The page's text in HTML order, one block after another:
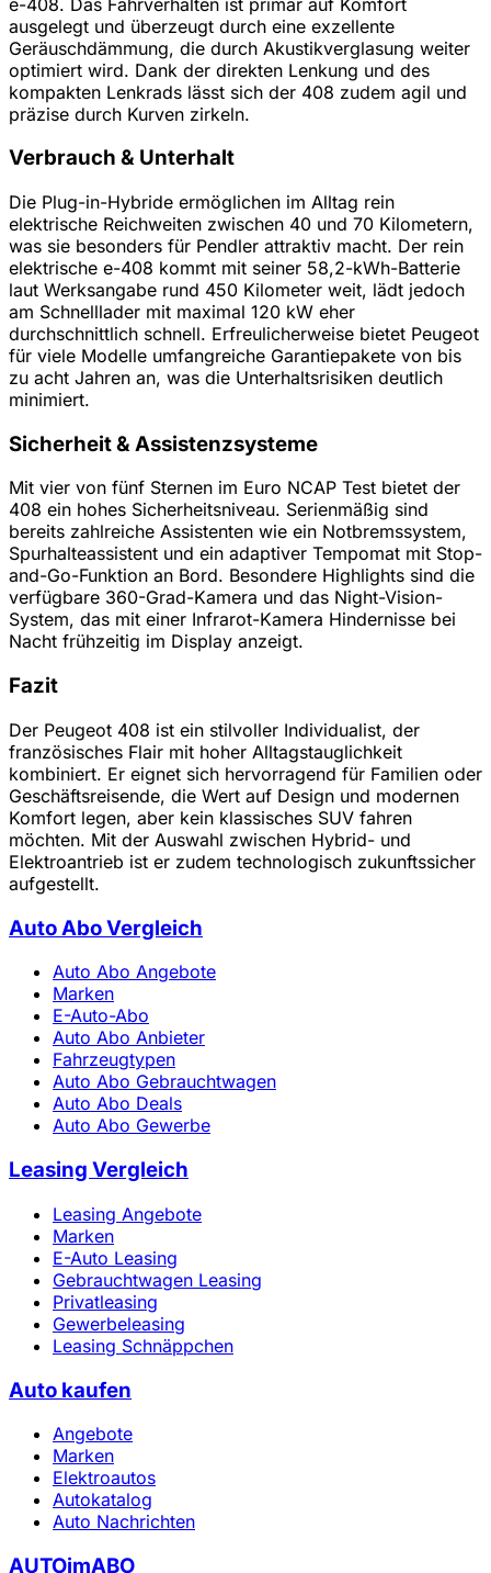
ausgelegt und überzeugt durch eine exzellente
Geräuschdämmung, die durch Akustikverglasung weiter
optimiert wird. Dank der direkten Lenkung und des
kompakten Lenkrads lässt sich der 408 zudem agil und
präzise durch Kurven zirkeln.
Verbrauch & Unterhalt
Die Plug-in-Hybride ermöglichen im Alltag rein
elektrische Reichweiten zwischen 40 und 70 Kilometern,
was sie besonders für Pendler attraktiv macht. Der rein
elektrische e-408 kommt mit seiner 58,2-kWh-Batterie
laut Werksangabe rund 450 Kilometer weit, lädt jedoch
am Schnelllader mit maximal 120 kW eher
durchschnittlich schnell. Erfreulicherweise bietet Peugeot
für viele Modelle umfangreiche Garantiepakete von bis
zu acht Jahren an, was die Unterhaltsrisiken deutlich
minimiert.
Sicherheit & Assistenzsysteme
Mit vier von fünf Sternen im Euro NCAP Test bietet der
408 ein hohes Sicherheitsniveau. Serienmäßig sind
bereits zahlreiche Assistenten wie ein Notbremssystem,
Spurhalteassistent und ein adaptiver Tempomat mit Stop-
and-Go-Funktion an Bord. Besondere Highlights sind die
verfügbare 360-Grad-Kamera und das Night-Vision-
System, das mit einer Infrarot-Kamera Hindernisse bei
Nacht frühzeitig im Display anzeigt.
Fazit
Der Peugeot 408 ist ein stilvoller Individualist, der
französisches Flair mit hoher Alltagstauglichkeit
kombiniert. Er eignet sich hervorragend für Familien oder
Geschäftsreisende, die Wert auf Design und modernen
Komfort legen, aber kein klassisches SUV fahren
möchten. Mit der Auswahl zwischen Hybrid- und
Elektroantrieb ist er zudem technologisch zukunftssicher
aufgestellt.
Auto Abo Vergleich
Auto Abo Angebote
Marken
E-Auto-Abo
Auto Abo Anbieter
Fahrzeugtypen
Auto Abo Gebrauchtwagen
Auto Abo Deals
Auto Abo Gewerbe
Leasing Vergleich
Leasing Angebote
Marken
E-Auto Leasing
Gebrauchtwagen Leasing
Privatleasing
Gewerbeleasing
Leasing Schnäppchen
Auto kaufen
Angebote
Marken
Elektroautos
Autokatalog
Auto Nachrichten
AUTOimABO